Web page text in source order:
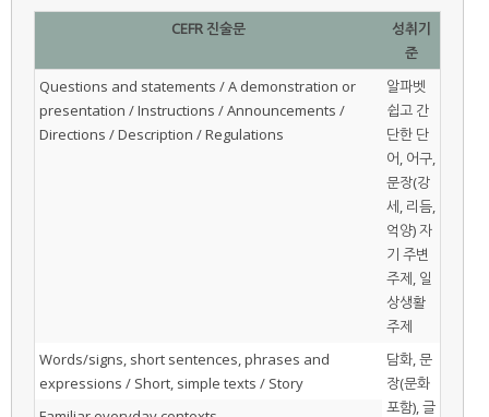
CEFR 진술문
성취기
준
Questions and statements / A demonstration or
presentation / Instructions / Announcements /
Directions / Description / Regulations
알파벳
쉽고 간
단한 단
어, 어구,
문장(강
세, 리듬,
억양) 자
기 주변
주제, 일
상생활
주제
Words/signs, short sentences, phrases and
expressions / Short, simple texts / Story
담화, 문
장(문화
포함), 글